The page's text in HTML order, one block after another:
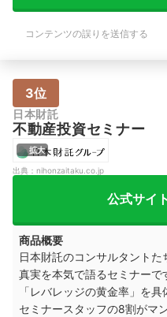
コンテンツの誤りを送信する
3位
日本財託
不動産投資セミナー
拡大
出典： nihonzaitaku.co.jp
公式サイ
商品概要
日本財託のコンサルタント
真実を本気で語るセミナー
「レバレッジの黄金率」を
セミナースタッフの8割がマ